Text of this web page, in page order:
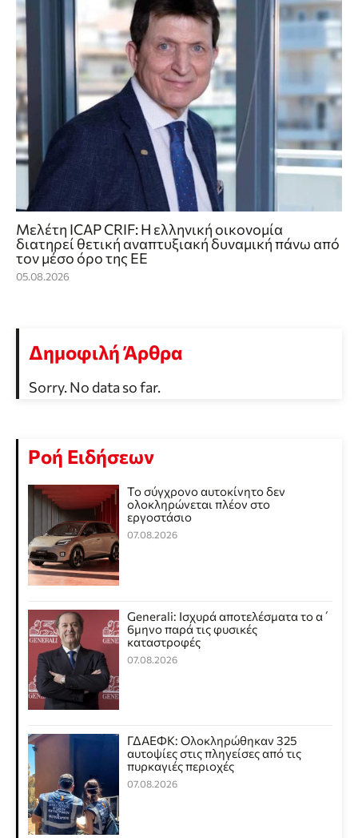
Μελέτη ICAP CRIF: Η ελληνική οικονομία
διατηρεί θετική αναπτυξιακή δυναμική πάνω από
τον μέσο όρο της ΕΕ
05.08.2026
Δημοφιλή Άρθρα
Sorry. No data so far.
Ροή Ειδήσεων
Το σύγχρονο αυτοκίνητο δεν
ολοκληρώνεται πλέον στο
εργοστάσιο
07.08.2026
Generali: Ισχυρά αποτελέσματα το α΄
6μηνο παρά τις φυσικές
καταστροφές
07.08.2026
ΓΔΑΕΦΚ: Ολοκληρώθηκαν 325
αυτοψίες στις πληγείσες από τις
πυρκαγιές περιοχές
07.08.2026